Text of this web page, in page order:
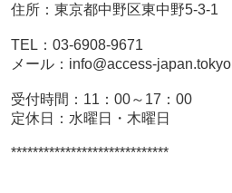
住所：東京都中野区東中野5-3-1
TEL：03-6908-9671
メール：info@access-japan.tokyo
受付時間：11：00～17：00
定休日：水曜日・木曜日
*****************************